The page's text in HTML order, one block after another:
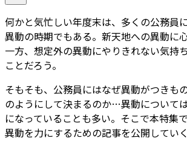
何かと気忙しい年度末は、多くの公務員
異動の時期でもある。新天地への異動に
一方、想定外の異動にやりきれない気持
ことだろう。
そもそも、公務員にはなぜ異動がつきも
のようにして決まるのか…異動について
になっていることも多い。そこで本特集
異動を力にするための記事を公開していく